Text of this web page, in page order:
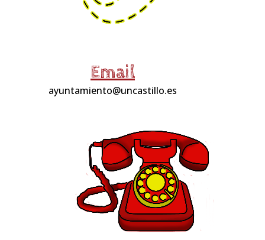
Email
ayuntamiento@uncastillo.es